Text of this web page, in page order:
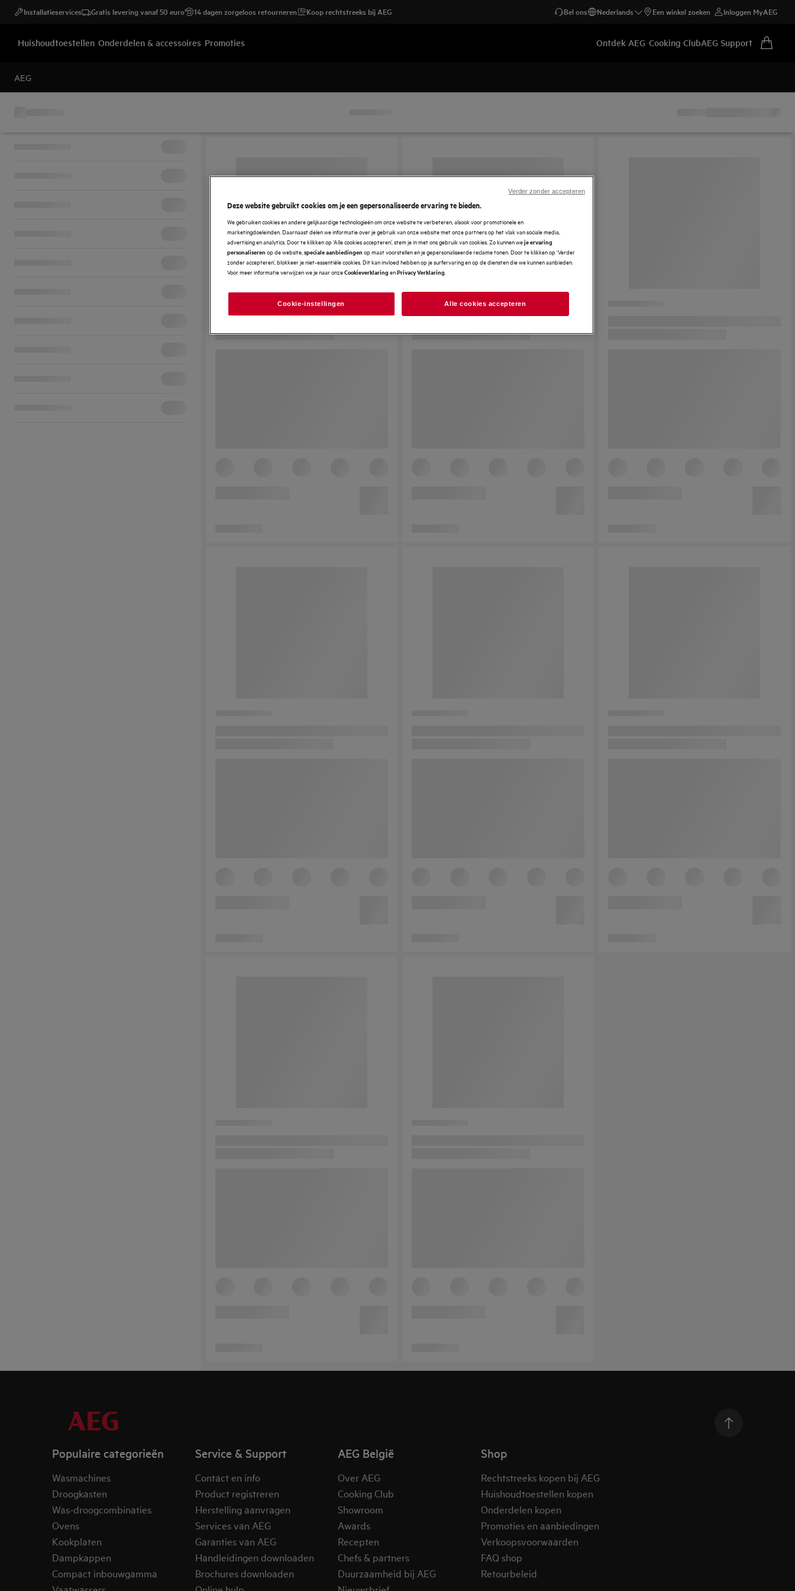
Installatieservices Gratis levering vanaf 50 euro 14 dagen zorgeloos retourneren Koop rechtstreeks bij AEG Bel ons Nederlands Een winkel zoeken Inloggen MyAEG
Huishoudtoestellen Onderdelen & accessoires Promoties Ontdek AEG Cooking ClubAEG Support
AEG
Populaire categorieën
Wasmachines
Droogkasten
Was-droogcombinaties
Ovens
Kookplaten
Dampkappen
Compact inbouwgamma
Service & Support
Contact en info
Product registreren
Herstelling aanvragen
Services van AEG
Garanties van AEG
Handleidingen downloaden
Brochures downloaden
AEG België
Over AEG
Cooking Club
Showroom
Awards
Recepten
Chefs & partners
Duurzaamheid bij AEG
Shop
Rechtstreeks kopen bij AEG
Huishoudtoestellen kopen
Onderdelen kopen
Promoties en aanbiedingen
Verkoopsvoorwaarden
FAQ shop
Retourbeleid​
Deze website gebruikt cookies om je een gepersonaliseerde ervaring te bieden.
We gebruiken cookies en andere gelijkaardige technologieën om onze website te verbeteren, alsook voor promotionele en
marketingdoeleinden. Daarnaast delen we informatie over je gebruik van onze website met onze partners op het vlak van sociale media,
advertising en analytics. Door te klikken op ‘Alle cookies accepteren’, stem je in met ons gebruik van cookies. Zo kunnen weje ervaring
personaliseren op de website, speciale aanbiedingen op maat voorstellen en je gepersonaliseerde reclame tonen. Door te klikken op ‘Verder
zonder accepteren’, blokkeer je niet-essentiële cookies. Dit kan invloed hebben op je surfervaring en op de diensten die we kunnen aanbieden.
Voor meer informatie verwijzen we je naar onzeCookieverklaring enPrivacy Verklaring
Cookie-instellingen Alle cookies accepteren
Verder zonder accepteren